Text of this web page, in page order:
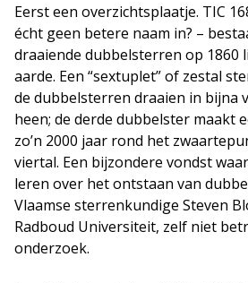
Eerst een overzichtsplaatje. TIC
écht geen betere naam in? –
draaiende dubbelsterren op 1860
aarde. Een “sextuplet” of zestal
de dubbelsterren draaien in bijna
heen; de derde dubbelster maakt
zo’n 2000 jaar rond het
viertal. Een bijzondere vondst
leren over het ontstaan van
Vlaamse sterrenkundige Steven
Radboud Universiteit, zelf niet
onderzoek.